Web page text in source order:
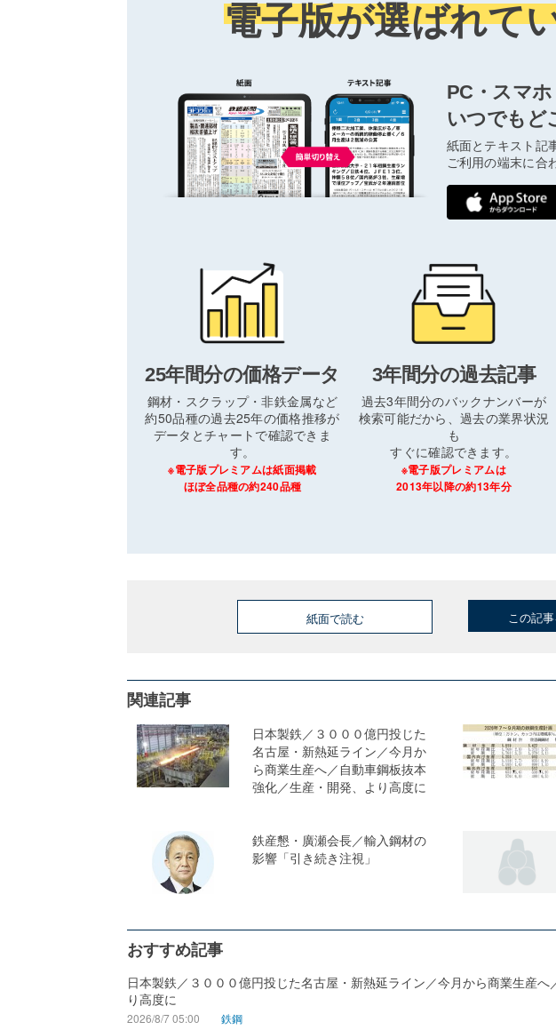
電子版が選ばれて
PC・スマ
いつでもど
紙面とテキスト記
ご利用の端末に合
25年間分の価格データ
鋼材・スクラップ・非鉄金属など
約50品種の過去25年の価格推移が
データとチャートで確認できま
す。
※電子版プレミアムは紙面掲載
ほぼ全品種の約240品種
3年間分の過去記事
過去3年間分のバックナンバーが
検索可能だから、過去の業界状況
も
すぐに確認できます。
※電子版プレミアムは
2013年以降の約13年分
紙面で読む この記
関連記事
日本製鉄／３０００億円投じた
名古屋・新熱延ライン／今月か
ら商業生産へ／自動車鋼板抜本
強化／生産・開発、より高度に
鉄産懇・廣瀬会長／輸入鋼材の
影響「引き続き注視」
おすすめ記事
日本製鉄／３０００億円投じた名古屋・新熱延ライン／今月から商業生産
り高度に
2026/8/7 05:00 鉄鋼